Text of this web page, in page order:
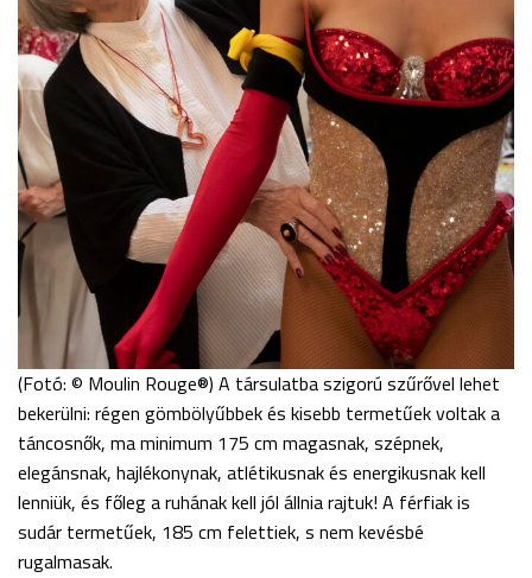
(Fotó: © Moulin Rouge®) A társulatba szigorú szűrővel lehet
bekerülni: régen gömbölyűbbek és kisebb termetűek voltak a
táncosnők, ma minimum 175 cm magasnak, szépnek,
elegánsnak, hajlékonynak, atlétikusnak és energikusnak kell
lenniük, és főleg a ruhának kell jól állnia rajtuk! A férfiak is
sudár termetűek, 185 cm felettiek, s nem kevésbé
rugalmasak.